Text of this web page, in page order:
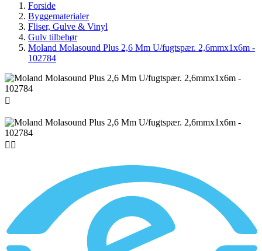
Forside
Byggematerialer
Fliser, Gulve & Vinyl
Gulv tilbehør
Moland Molasound Plus 2,6 Mm U/fugtspær. 2,6mmx1x6m -
102784

 